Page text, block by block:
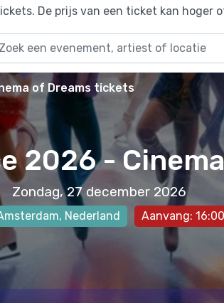
De prijs van een ticket kan hoger
of Dreams tickets
2026 -
Zondag, 27 december 2026
, Nederland Aanvang: 16:00